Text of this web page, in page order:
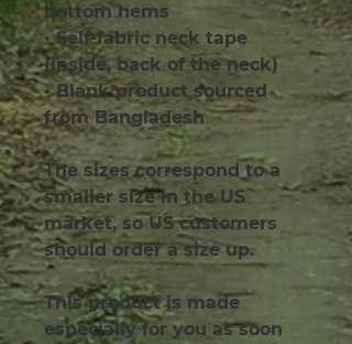
bottom hems
• Self-fabric neck tape
(inside, back of the neck)
• Blank product sourced
from Bangladesh
The sizes correspond to a
smaller size in the US
market, so US customers
should order a size up.
This product is made
especially for you as soon